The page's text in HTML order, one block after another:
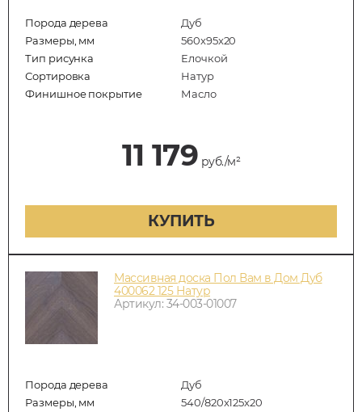
Порода дерева
Дуб
Размеры, мм
560x95x20
Тип рисунка
Елочкой
Сортировка
Натур
Финишное покрытие
Масло
11 179 руб./м²
КУПИТЬ
Массивная доска Пол Вам в Дом Дуб
400062 125 Натур
Артикул: 34-003-01007
Порода дерева
Дуб
Размеры, мм
540/820x125x20